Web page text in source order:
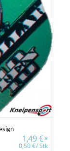
1,49€*
0,50€/Stk